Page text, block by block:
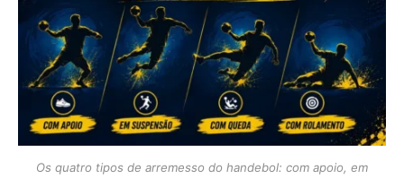
Os quatro tipos de arremesso do handebol: com apoio, em